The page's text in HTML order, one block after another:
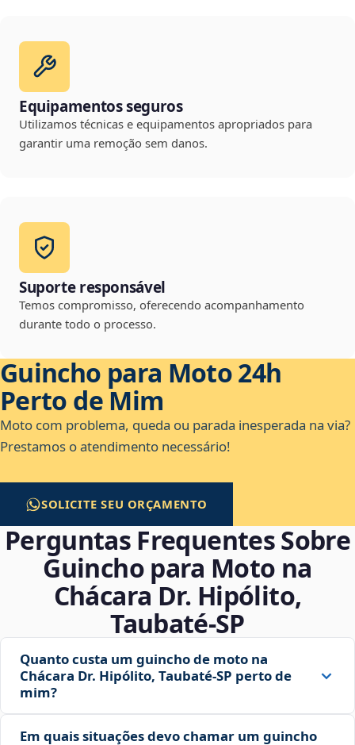
Equipamentos seguros
Utilizamos técnicas e equipamentos apropriados para
garantir uma remoção sem danos.
Suporte responsável
Temos compromisso, oferecendo acompanhamento
durante todo o processo.
Guincho para Moto 24h
Perto de Mim
Moto com problema, queda ou parada inesperada na via?
Prestamos o atendimento necessário!
SOLICITE SEU ORÇAMENTO
Perguntas Frequentes Sobre
Guincho para Moto na
Chácara Dr. Hipólito,
Taubaté‑SP
Quanto custa um guincho de moto na
Chácara Dr. Hipólito, Taubaté‑SP perto de
mim?
Em quais situações devo chamar um guincho